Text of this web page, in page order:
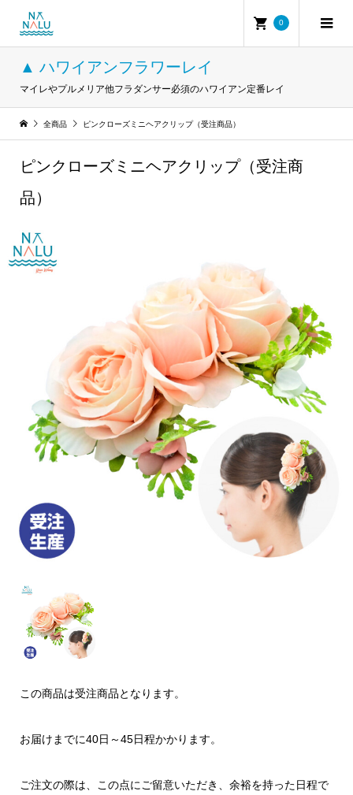
0
▲ ハワイアンフラワーレイ
マイレやプルメリア他フラダンサー必須のハワイアン定番レイ
全商品 ピンクローズミニヘアクリップ（受注商品）
ピンクローズミニヘアクリップ（受注商
品）
この商品は受注商品となります。
お届けまでに40日～45日程かかります。
ご注文の際は、この点にご留意いただき、余裕を持った日程で